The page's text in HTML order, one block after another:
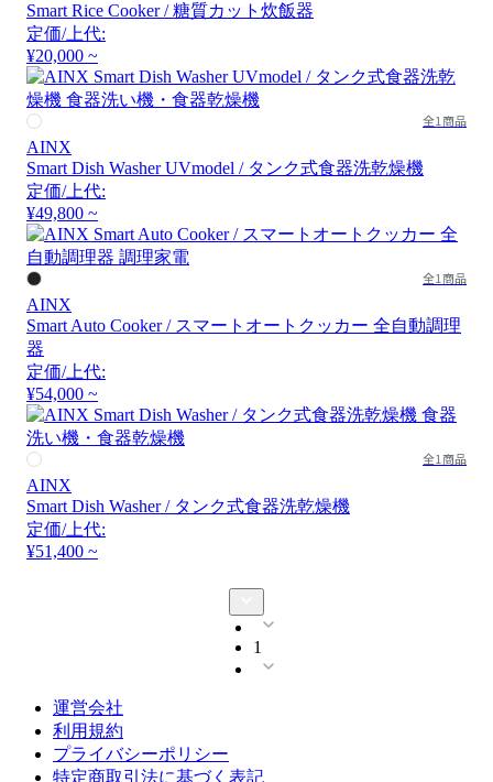
Smart Rice Cooker / 糖質カット炊飯器
定価/上代:
¥20,000 ~
全1商品
AINX
Smart Dish Washer UVmodel / タンク式食器洗乾燥機
定価/上代:
¥49,800 ~
全1商品
AINX
Smart Auto Cooker / スマートオートクッカー 全自動調理
器
定価/上代:
¥54,000 ~
全1商品
AINX
Smart Dish Washer / タンク式食器洗乾燥機
定価/上代:
¥51,400 ~
1
運営会社
利用規約
プライバシーポリシー
特定商取引法に基づく表記